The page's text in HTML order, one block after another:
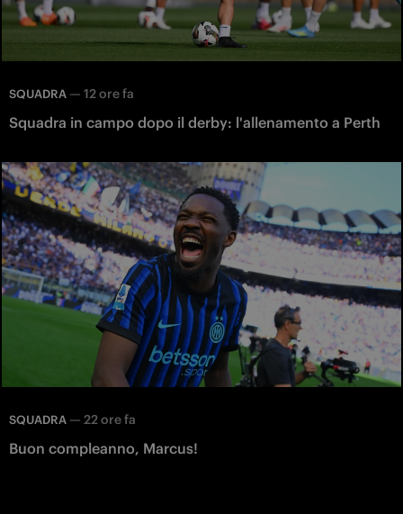
SQUADRA — 12 ore fa
Squadra in campo dopo il derby: l'allenamento a Perth
SQUADRA — 22 ore fa
Buon compleanno, Marcus!